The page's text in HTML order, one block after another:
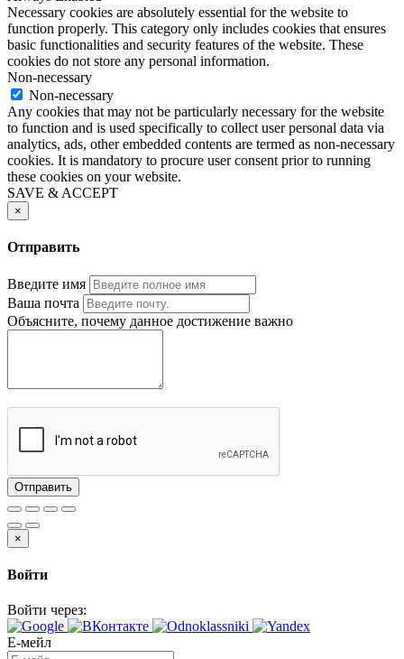
Necessary cookies are absolutely essential for the website to
function properly. This category only includes cookies that ensures
basic functionalities and security features of the website. These
cookies do not store any personal information.
Non-necessary
Non-necessary
Any cookies that may not be particularly necessary for the website
to function and is used specifically to collect user personal data via
analytics, ads, other embedded contents are termed as non-necessary
cookies. It is mandatory to procure user consent prior to running
these cookies on your website.
SAVE & ACCEPT
×
Отправить
Введите имя
Ваша почта
Объясните, почему данное достижение важно
Отправить
×
Войти
Войти через:
Е-мейл